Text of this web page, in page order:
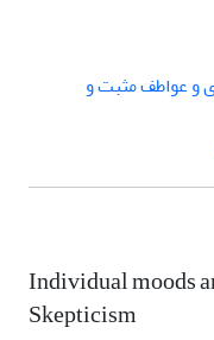
و عواطف مثبت و
Individual moods
Skepticism